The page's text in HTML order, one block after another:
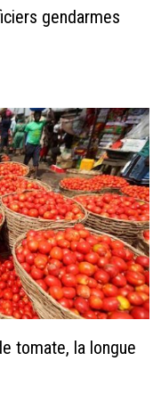
gendarmes
tomate, la longue